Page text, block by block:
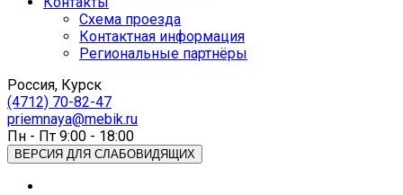
Схема проезда
Контактная информация
Региональные партнёры
Россия, Курск
(4712) 70-82-47
priemnaya@mebik.ru
Пн - Пт 9:00 - 18:00
ВЕРСИЯ ДЛЯ СЛАБОВИДЯЩИХ